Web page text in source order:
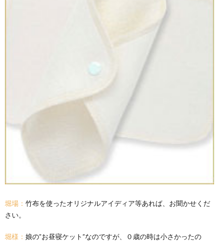
堀場： 竹布を使ったオリジナルアイディア等あれば、お聞かせくだ
さい。
堀様： 娘の”お昼寝ケット”なのですが、０歳の時は小さかったの